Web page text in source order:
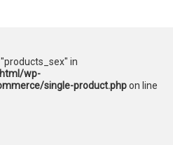
in
wp-
single-product.phpon line